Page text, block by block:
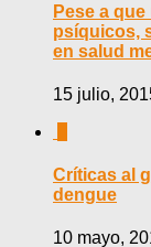
Pese a
psíquicos,
en salud
15 julio,
Críticas al
dengue
10 mayo,